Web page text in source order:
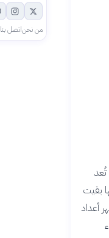
بقيت
أعداد
من نحناتصل بنا